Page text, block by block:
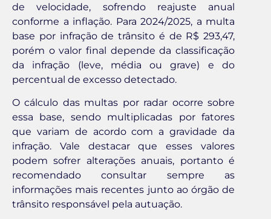
de velocidade, sofrendo reajuste anual
conforme a inflação. Para 2024/2025, a multa
base por infração de trânsito é de R$ 293,47,
porém o valor final depende da classificação
da infração (leve, média ou grave) e do
percentual de excesso detectado.
O cálculo das multas por radar ocorre sobre
essa base, sendo multiplicadas por fatores
que variam de acordo com a gravidade da
infração. Vale destacar que esses valores
podem sofrer alterações anuais, portanto é
recomendado consultar sempre as
informações mais recentes junto ao órgão de
trânsito responsável pela autuação.